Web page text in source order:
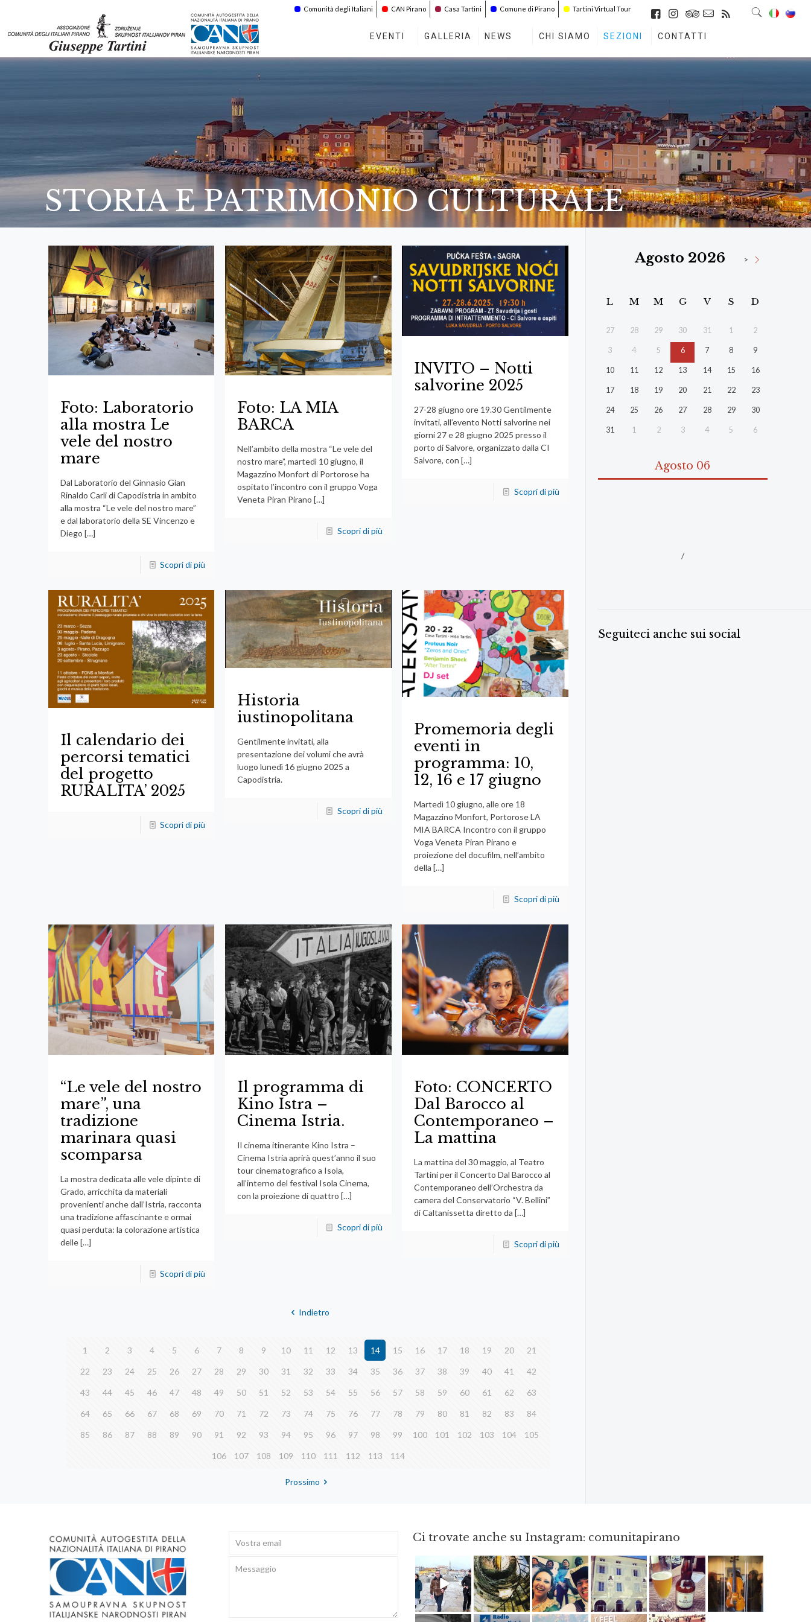
Comunità degli Italiani CAN Pirano Casa Tartini Comune di Pirano Tartini Virtual Tour
EVENTI GALLERIA NEWS CHI SIAMO SEZIONI CONTATTI
STORIA E PATRIMONIO CULTURALE
Foto: Laboratorio
alla mostra Le
vele del nostro
mare
Dal Laboratorio del Ginnasio Gian
Rinaldo Carli di Capodistria in ambito
alla mostra “Le vele del nostro mare”
e dal laboratorio della SE Vincenzo e
Diego […]
Scopri di più
Foto: LA MIA
BARCA
Nell’ambito della mostra “Le vele del
nostro mare”, martedì 10 giugno, il
Magazzino Monfort di Portorose ha
ospitato l’incontro con il gruppo Voga
Veneta Piran Pirano […]
Scopri di più
INVITO – Notti
salvorine 2025
27-28 giugno ore 19.30 Gentilmente
invitati, all’evento Notti salvorine nei
giorni 27 e 28 giugno 2025 presso il
porto di Salvore, organizzato dalla CI
Salvore, con […]
Scopri di più
Il calendario dei
percorsi tematici
del progetto
RURALITA’ 2025
Scopri di più
Historia
iustinopolitana
Gentilmente invitati, alla
presentazione dei volumi che avrà
luogo lunedì 16 giugno 2025 a
Capodistria.
Scopri di più
Promemoria degli
eventi in
programma: 10,
12, 16 e 17 giugno
Martedì 10 giugno, alle ore 18
Magazzino Monfort, Portorose LA
MIA BARCA Incontro con il gruppo
Voga Veneta Piran Pirano e
proiezione del docufilm, nell’ambito
della […]
Scopri di più
“Le vele del nostro
mare”, una
tradizione
marinara quasi
scomparsa
La mostra dedicata alle vele dipinte di
Grado, arricchita da materiali
provenienti anche dall’Istria, racconta
una tradizione affascinante e ormai
quasi perduta: la colorazione artistica
delle[…]
Scopri di più
Il programma di
Kino Istra –
Cinema Istria.
Il cinema itinerante Kino Istra –
Cinema Istria aprirà quest’anno il suo
tour cinematografico a Isola,
all’interno del festival Isola Cinema,
con la proiezione di quattro […]
Scopri di più
Foto: CONCERTO
Dal Barocco al
Contemporaneo –
La mattina
La mattina del 30 maggio, al Teatro
Tartini per il Concerto Dal Barocco al
Contemporaneo dell’Orchestra da
camera del Conservatorio “V. Bellini”
di Caltanissetta diretto da […]
Scopri di più
Indietro
1 2 3 4 5 6 7 8 9 10 11 12 13 14 15 16 17 18 19 20 21
22 23 24 25 26 27 28 29 30 31 32 33 34 35 36 37 38 39 40 41 42
43 44 45 46 47 48 49 50 51 52 53 54 55 56 57 58 59 60 61 62 63
64 65 66 67 68 69 70 71 72 73 74 75 76 77 78 79 80 81 82 83 84
85 86 87 88 89 90 91 92 93 94 95 96 97 98 99 100 101 102 103 104 105
106 107 108 109 110 111 112 113 114
Prossimo
Agosto 2026 >
L M M G V S D
27 28 29 30 31 1 2
3 4 5 6 7 8 9
10 11 12 13 14 15 16
17 18 19 20 21 22 23
24 25 26 27 28 29 30
31 1 2 3 4 5 6
Agosto 06
/
Seguiteci anche sui social
Ci trovate anche su Instagram: comunitapirano
Feb 16 Ago 3 Mag 23 Apr 3 Giu 3 Apr 8